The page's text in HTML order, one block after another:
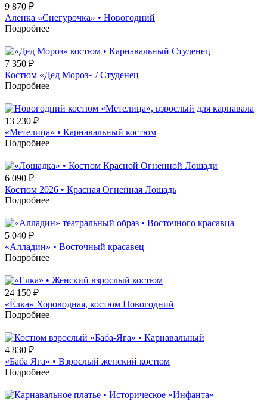
9 870 ₽
Аленка «Снегурочка» • Новогодний
Подробнее
7 350 ₽
Костюм «Дед Мороз» / Студенец
Подробнее
13 230 ₽
«Метелица» • Карнавальный костюм
Подробнее
6 090 ₽
Костюм 2026 • Красная Огненная Лошадь
Подробнее
5 040 ₽
«Алладин» • Восточный красавец
Подробнее
24 150 ₽
«Ёлка» Хороводная, костюм Новогодний
Подробнее
4 830 ₽
«Баба Яга» • Взрослый женский костюм
Подробнее